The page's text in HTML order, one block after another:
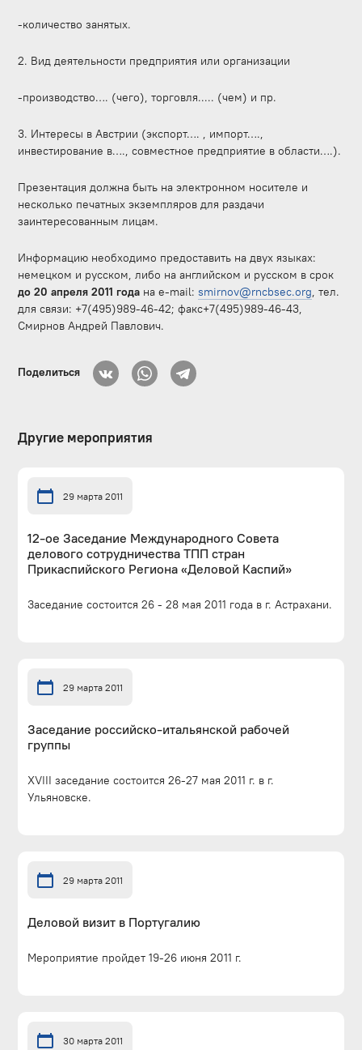
-количество занятых.
2. Вид деятельности предприятия или организации
-производство…. (чего), торговля..... (чем) и пр.
3. Интересы в Австрии (экспорт…. , импорт….,
инвестирование в…., совместное предприятие в области….).
Презентация должна быть на электронном носителе и
несколько печатных экземпляров для раздачи
заинтересованным лицам.
Информацию необходимо предоставить на двух языках:
немецком и русском, либо на английском и русском в срок
до 20 апреля 2011 года на е-mail: smirnov@rncbsec.org, тел.
для связи: +7(495)989-46-42; факс+7(495)989-46-43,
Смирнов Андрей Павлович.
Поделиться
Другие мероприятия
29 марта 2011
12-ое Заседание Международного Совета
делового сотрудничества ТПП стран
Прикаспийского Региона «Деловой Каспий»
Заседание состоится 26 - 28 мая 2011 года в г. Астрахани.
29 марта 2011
Заседание российcко-итальянской рабочей
группы
XVIII заседание состоится 26-27 мая 2011 г. в г.
Ульяновске.
29 марта 2011
Деловой визит в Португалию
Мероприятие пройдет 19-26 июня 2011 г.
30 марта 2011